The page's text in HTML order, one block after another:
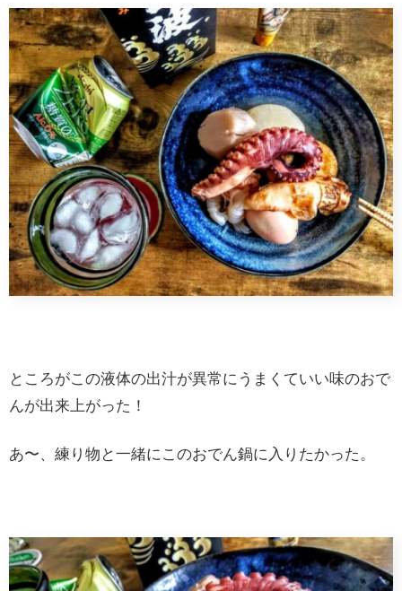
ところがこの液体の出汁が異常にうまくていい味のおで
んが出来上がった！
あ〜、練り物と一緒にこのおでん鍋に入りたかった。